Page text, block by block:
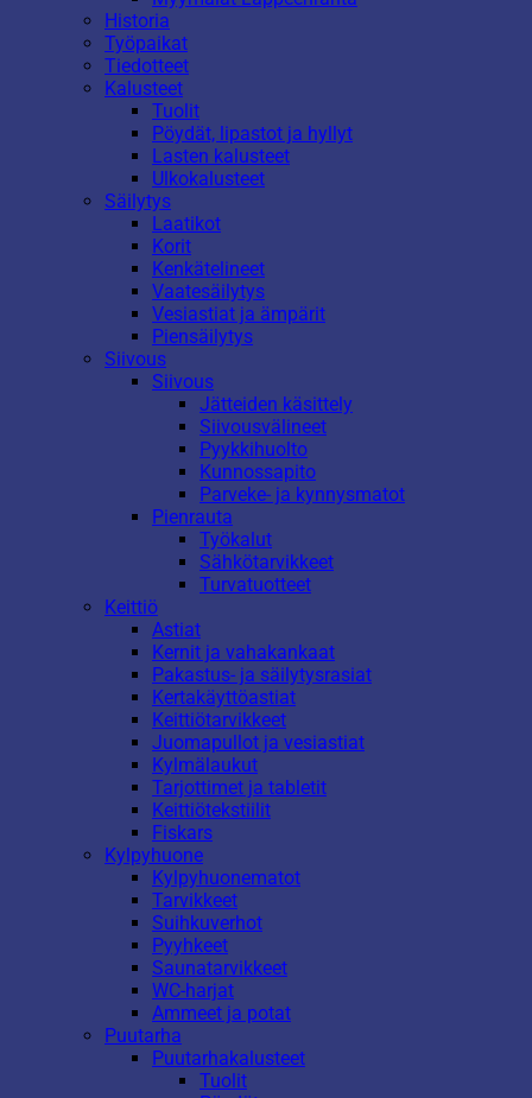
Historia
Työpaikat
Tiedotteet
Kalusteet
Tuolit
Pöydät, lipastot ja hyllyt
Lasten kalusteet
Ulkokalusteet
Säilytys
Laatikot
Korit
Kenkätelineet
Vaatesäilytys
Vesiastiat ja ämpärit
Piensäilytys
Siivous
Siivous
Jätteiden käsittely
Siivousvälineet
Pyykkihuolto
Kunnossapito
Parveke- ja kynnysmatot
Pienrauta
Työkalut
Sähkötarvikkeet
Turvatuotteet
Keittiö
Astiat
Kernit ja vahakankaat
Pakastus- ja säilytysrasiat
Kertakäyttöastiat
Keittiötarvikkeet
Juomapullot ja vesiastiat
Kylmälaukut
Tarjottimet ja tabletit
Keittiötekstiilit
Fiskars
Kylpyhuone
Kylpyhuonematot
Tarvikkeet
Suihkuverhot
Pyyhkeet
Saunatarvikkeet
WC-harjat
Ammeet ja potat
Puutarha
Puutarhakalusteet
Tuolit